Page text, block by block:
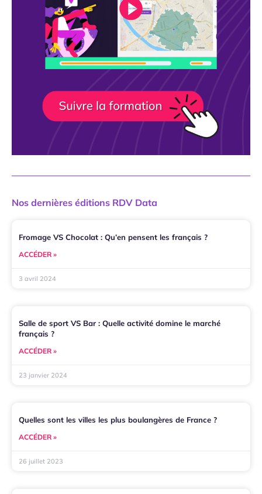
Nos dernières éditions RDV Data
Fromage VS Chocolat : Qu’en pensent les français ?
ACCÉDER »
3 avril 2024
Salle de sport VS Bar : Quelle activité domine le marché
français ?
ACCÉDER »
23 janvier 2024
Quelles sont les villes les plus boulangères de France ?
ACCÉDER »
26 juillet 2023